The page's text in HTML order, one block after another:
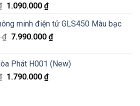
1.090.000 ₫
minh điện tử GLS450 Màu bạc
₫ 7.990.000 ₫
Phát H001 (New)
1.790.000 ₫